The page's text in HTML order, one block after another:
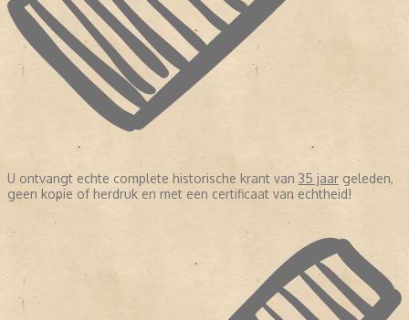
U ontvangt echte complete historische krant van 35 jaar geleden,
geen kopie of herdruk en met een certificaat van echtheid!